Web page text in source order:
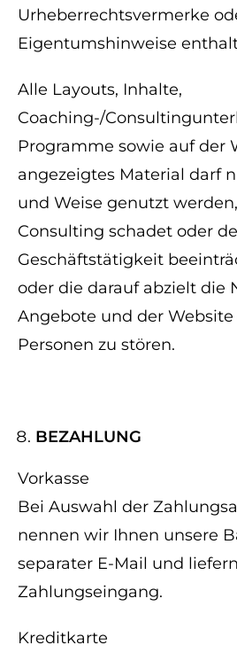
Urheberrechtsvermerke
Eigentumshinweise
Alle Layouts, Inhalte,
Coaching-/
Programme sowie auf der
angezeigtes Material darf
und Weise genutzt
Consulting schadet oder
Geschäftstätigkeit
oder die darauf abzielt die
Angebote und der
Personen zu stören.
BEZAHLUNG
Vorkasse
Bei Auswahl der
nennen wir Ihnen unsere
separater E-Mail und
Zahlungseingang.
Kreditkarte